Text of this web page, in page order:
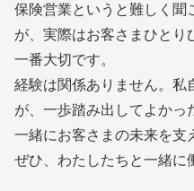
保険営業というと難しく聞
が、実際はお客さまひとり
一番大切です。
経験は関係ありません。私
が、一歩踏み出してよかっ
一緒にお客さまの未来を支
ぜひ、わたしたちと一緒に